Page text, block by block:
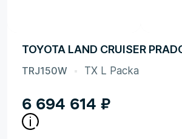
TOYOTA LAND CRUISER
TRJ150W TX L Packa
6 694 614 ₽